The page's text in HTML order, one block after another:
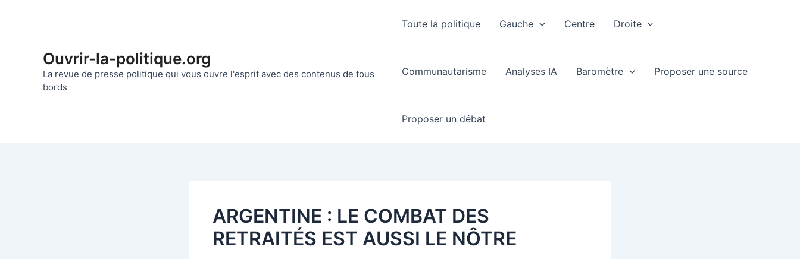
Ouvrir-la-politique.org
La revue de presse politique qui vous ouvre l'esprit avec des contenus de tous
bords
Toute la politique Gauche Centre Droite
Communautarisme Analyses IA Baromètre Proposer une source
Proposer un débat
ARGENTINE : LE COMBAT DES
RETRAITÉS EST AUSSI LE NÔTRE